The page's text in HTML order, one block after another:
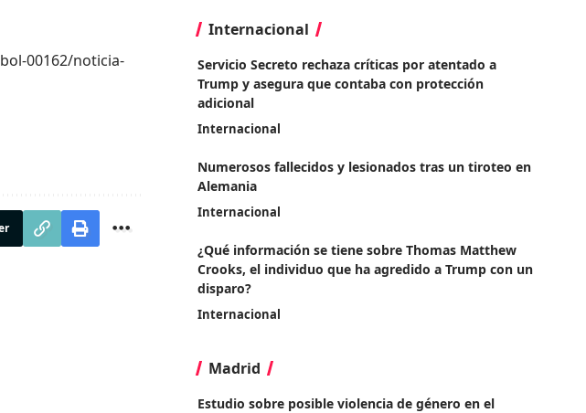
00162/noticia-
Internacional
Servicio Secreto rechaza críticas por atentado a
Trump y asegura que contaba con protección
adicional
Internacional
Numerosos fallecidos y lesionados tras un tiroteo en
Alemania
Internacional
¿Qué información se tiene sobre Thomas Matthew
Crooks, el individuo que ha agredido a Trump con un
disparo?
Internacional
Madrid
Estudio sobre posible violencia de género en el